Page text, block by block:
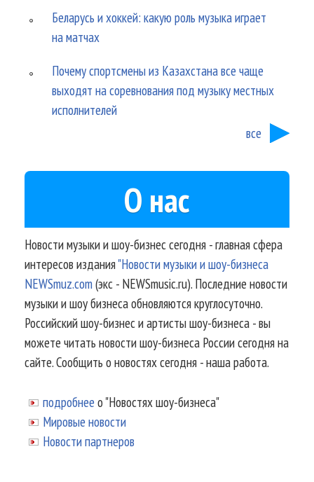
Беларусь и хоккей: какую роль музыка играет
на матчах
Почему спортсмены из Казахстана все чаще
выходят на соревнования под музыку местных
исполнителей
все
О нас
Новости музыки и шоу-бизнес сегодня - главная сфера
интересов издания"Новости музыки и шоу-бизнеса
NEWSmuz.com(экс - NEWSmusic.ru). Последние новости
музыки и шоу бизнеса обновляются круглосуточно.
Российский шоу-бизнес и артисты шоу-бизнеса - вы
можете читать новости шоу-бизнеса России сегодня на
сайте. Сообщить о новостях сегодня - наша работа.
подробнее о "Новостях шоу-бизнеса"
Мировые новости
Новости партнеров